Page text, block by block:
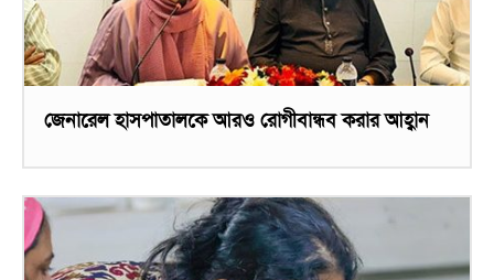
জেনারেল হাসপাতালকে আরও রোগীবান্ধব করার আহ্বান